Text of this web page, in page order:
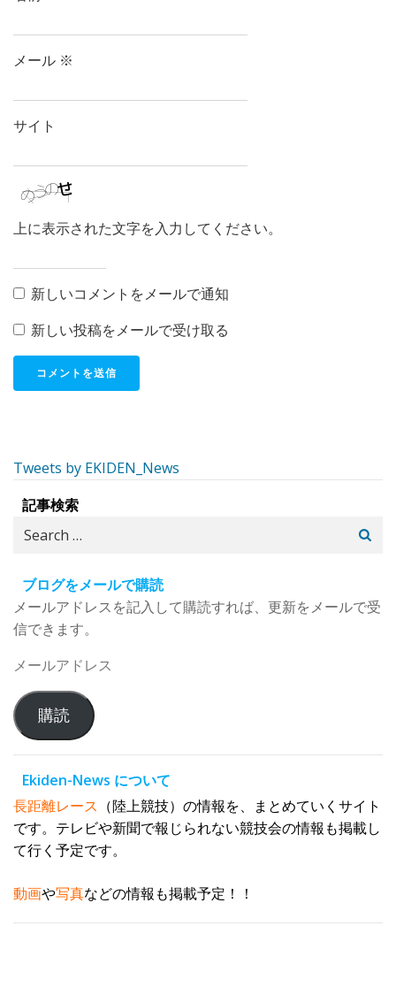
メール ※
サイト
上に表示された文字を入力してください。
新しいコメントをメールで通知
新しい投稿をメールで受け取る
Tweets by EKIDEN_News
記事検索
Search
ブログをメールで購読
メールアドレスを記入して購読すれば、更新をメールで受
信できます。
メ
ル
ア
ド
レ
ス
購読
Ekiden-News について
長距離レース （陸上競技）の情報を、まとめていくサイト
です。テレビや新聞で報じられない競技会の情報も掲載し
て行く予定です。
動画や写真などの情報も掲載予定！！